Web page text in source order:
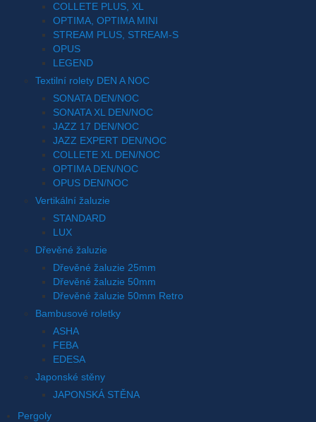
COLLETE PLUS, XL
OPTIMA, OPTIMA MINI
STREAM PLUS, STREAM-S
OPUS
LEGEND
Textilní rolety DEN A NOC
SONATA DEN/NOC
SONATA XL DEN/NOC
JAZZ 17 DEN/NOC
JAZZ EXPERT DEN/NOC
COLLETE XL DEN/NOC
OPTIMA DEN/NOC
OPUS DEN/NOC
Vertikální žaluzie
STANDARD
LUX
Dřevěné žaluzie
Dřevěné žaluzie 25mm
Dřevěné žaluzie 50mm
Dřevěné žaluzie 50mm Retro
Bambusové roletky
ASHA
FEBA
EDESA
Japonské stěny
JAPONSKÁ STĚNA
Pergoly